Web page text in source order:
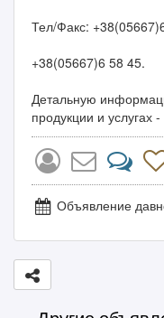
Тел/Факс:
+38(05667)6 58 45.
Детальную
продукции и услугах
Объявление